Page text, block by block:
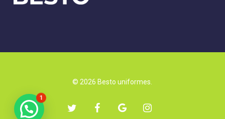
© 2026 Besto uniformes.
twitter facebookgoogle-
instagram
1